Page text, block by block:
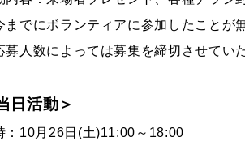
でにボランティアに参加したことが
人数によっては募集を締切させてい
日活動＞
：10月26日(土)11:00～18:00